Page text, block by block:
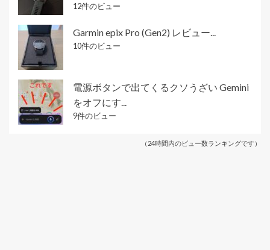
12件のビュー
Garmin epix Pro (Gen2) レビュー...
10件のビュー
電源ボタンで出てくるクソうざい Gemini
をオフにす...
9件のビュー
（24時間内のビュー数ランキングです）